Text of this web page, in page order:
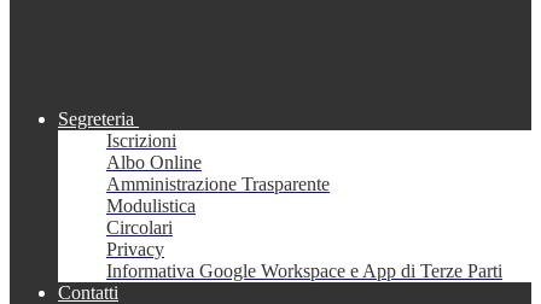
Segreteria
Iscrizioni
Albo Online
Amministrazione Trasparente
Modulistica
Circolari
Privacy
Informativa Google Workspace e App di Terze Parti
Contatti